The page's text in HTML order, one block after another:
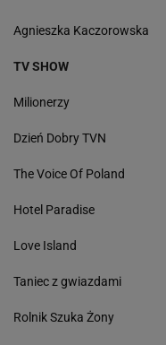
Agnieszka Kaczorowska
TV SHOW
Milionerzy
Dzień Dobry TVN
The Voice Of Poland
Hotel Paradise
Love Island
Taniec z gwiazdami
Rolnik Szuka Żony